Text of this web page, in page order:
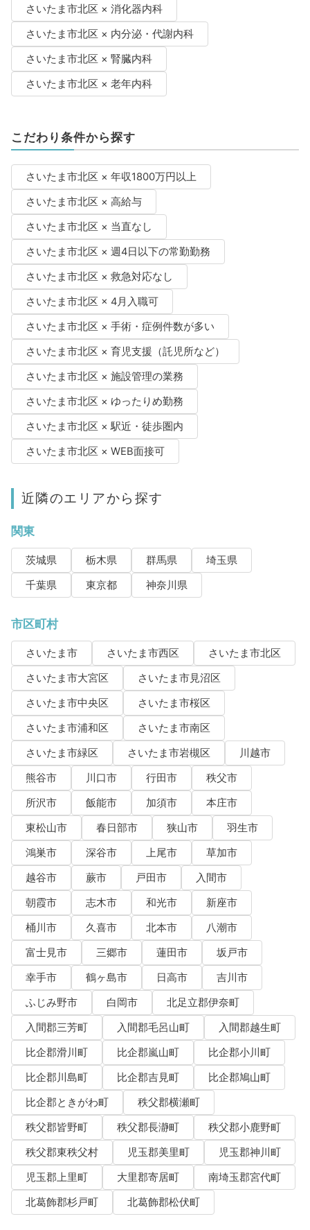
さいたま市北区 × 消化器内科
さいたま市北区 × 内分泌・代謝内科
さいたま市北区 × 腎臓内科
さいたま市北区 × 老年内科
こだわり条件から探す
さいたま市北区 × 年収1800万円以上
さいたま市北区 × 高給与
さいたま市北区 × 当直なし
さいたま市北区 × 週4日以下の常勤勤務
さいたま市北区 × 救急対応なし
さいたま市北区 × 4月入職可
さいたま市北区 × 手術・症例件数が多い
さいたま市北区 × 育児支援（託児所など）
さいたま市北区 × 施設管理の業務
さいたま市北区 × ゆったりめ勤務
さいたま市北区 × 駅近・徒歩圏内
さいたま市北区 × WEB面接可
近隣のエリアから探す
関東
茨城県 栃木県 群馬県
埼玉県
千葉県
東京都 神奈川県
市区町村
さいたま市 さいたま市西区
さいたま市北区
さいたま市大宮区
さいたま市見沼区
さいたま市中央区
さいたま市桜区
さいたま市浦和区
さいたま市南区
さいたま市緑区
さいたま市岩槻区
川越市
熊谷市
川口市 行田市
秩父市
所沢市
飯能市 加須市
本庄市
東松山市
春日部市 狭山市
羽生市
鴻巣市
深谷市 上尾市
草加市
越谷市
蕨市 戸田市
入間市
朝霞市
志木市 和光市
新座市
桶川市
久喜市 北本市
八潮市
富士見市
三郷市 蓮田市
坂戸市
幸手市
鶴ヶ島市 日高市
吉川市
ふじみ野市
白岡市
北足立郡伊奈町
入間郡三芳町
入間郡毛呂山町
入間郡越生町
比企郡滑川町
比企郡嵐山町
比企郡小川町
比企郡川島町
比企郡吉見町
比企郡鳩山町
比企郡ときがわ町
秩父郡横瀬町
秩父郡皆野町
秩父郡長瀞町
秩父郡小鹿野町
秩父郡東秩父村
児玉郡美里町
児玉郡神川町
児玉郡上里町
大里郡寄居町
南埼玉郡宮代町
北葛飾郡杉戸町
北葛飾郡松伏町